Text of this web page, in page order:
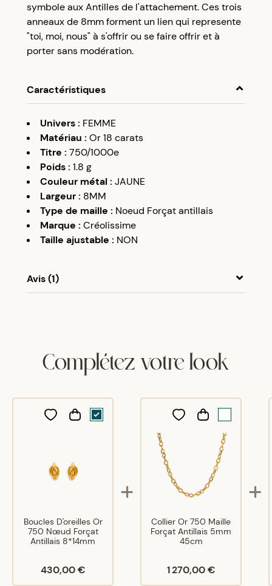
Utilisez votre cagnotte de fidélité dès votre
prochaine commande à partir de 50€ d’achats.
symbole aux Antilles de l'attachement. Ces trois
anneaux de 8mm forment un lien qui represente
"toi, moi, nous" à s'offrir ou se faire offrir et à
porter sans modération.
Caractéristiques
Univers: FEMME
Matériau : Or 18 carats
Titre : 750/1000e
Poids: 1.8 g
Couleur métal: JAUNE
Largeur: 8MM
Type de maille : Noeud Forçat antillais
Marque : Créolissime
Taille ajustable : NON
Avis (1)
Complétez votre look
Boucles D'oreilles Or
750 Nœud Forçat
Antillais 8*14mm
430,00 €
Collier Or 750 Maille
Forçat Antillais 5mm
45cm
1 270,00 €